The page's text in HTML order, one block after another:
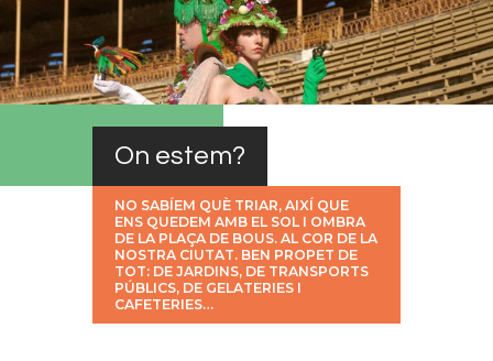
On estem?
NO SABÍEM QUÈ TRIAR, AIXÍ QUE
ENS QUEDEM AMB EL SOL I OMBRA
DE LA PLAÇA DE BOUS. AL COR DE LA
NOSTRA CIUTAT. BEN PROPET DE
TOT: DE JARDINS, DE TRANSPORTS
PÚBLICS, DE GELATERIES I
CAFETERIES…